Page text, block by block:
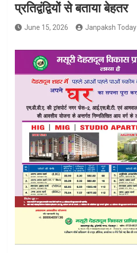
प्रतिद्वंद्वियों से बताया बेहतर
June 15, 2026 Janpaksh Today